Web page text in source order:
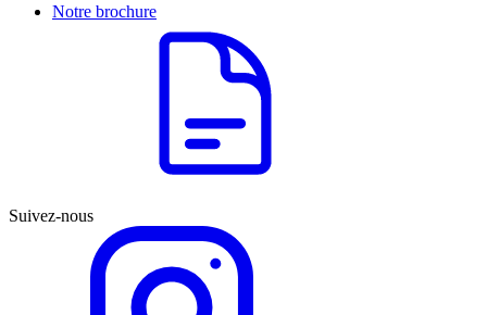
Notre brochure
Suivez-nous